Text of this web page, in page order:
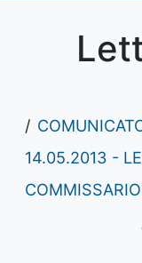
14.05.2013 -